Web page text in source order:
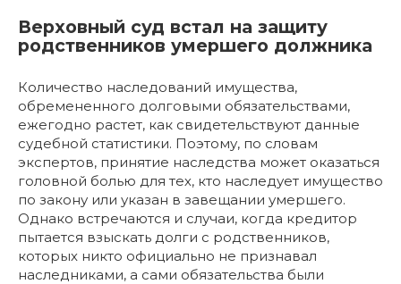
Верховный суд встал на защиту
родственников умершего должника
Количество наследований имущества,
обремененного долговыми обязательствами,
ежегодно растет, как свидетельствуют данные
судебной статистики. Поэтому, по словам
экспертов, принятие наследства может оказаться
головной болью для тех, кто наследует имущество
по закону или указан в завещании умершего.
Однако встречаются и случаи, когда кредитор
пытается взыскать долги с родственников,
которых никто официально не признавал
наследниками, а сами обязательства были